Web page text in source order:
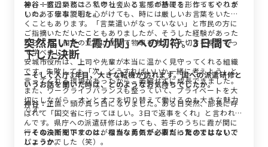
を、一番近いところで守っている実感が持てる、とてもやりが
いのある仕事でした。
神谷：窓口業務は、私の社会人としての基礎を形作ってくれま
した。丁寧な説明を心がけても、時には厳しいお言葉をいただ
くこともあります。「言葉遣いがなっていない」と市民の方に
ご指摘いただいたこともありましたが、そうした経験があった
からこそ、相手の立場に立って物事を考える大切さを身をもっ
て学べました。
安城市役所は、上司や先輩が本当に温かく見守ってくれる組織
です。失敗しても「次、どうすればいいか一緒に考えよう」と
言ってくれる環境があったから、萎縮せずに成長できました。
また、ワークライフバランスも整っていて、プライベートを大
切にしながら、オンとオフを切り替えて働けるのも大きな魅力
です。
突然届いた「霞が関」への切符。3日間で
下した決断
ーそして入庁3年目、大きな転機が訪れます。国への派遣研修と
いうお話を聞いた時は、どのようなお気持ちでしたか。
神谷：正直、頭が真っ白になりました。ある日突然、部長に呼
ばれて「国交省に行ってほしい。3日で返事をくれ」と言われた
んです。県庁への派遣研修はあっても、若手のうちに霞が関に
行くなんて聞いたことがなかったので、本当に驚きましたし、
パニックでした（笑）。
ーその決断を下すのは、相当な勇気が必要だったのではないで
しょうか。